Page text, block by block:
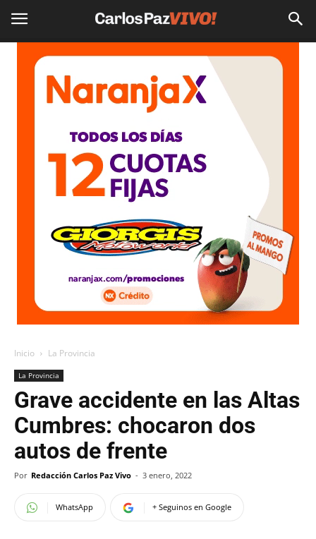
Inicio La Provincia
La Provincia
Grave accidente en las Altas
Cumbres: chocaron dos
autos de frente
Por Redacción Carlos Paz Vivo - 3 enero, 2022
WhatsApp + Seguinos en Google